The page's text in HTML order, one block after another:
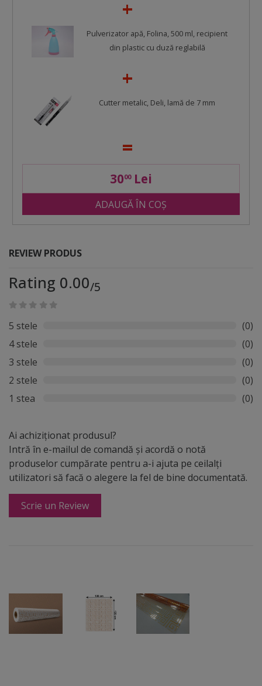
Pulverizator apă, Folina, 500 ml, recipient
din plastic cu duză reglabilă
Cutter metalic, Deli, lamă de 7 mm
3000Lei
ADAUGĂ ÎN COȘ
REVIEW PRODUS
Rating 0.00/5
5 stele
(0)
4 stele
(0)
3 stele
(0)
2 stele
(0)
1 stea
(0)
Ai achiziționat produsul?
Intră în e-mailul de comandă și acordă o notă
produselor cumpărate pentru a-i ajuta pe ceilalți
utilizatori să facă o alegere la fel de bine documentată.
Scrie un Review